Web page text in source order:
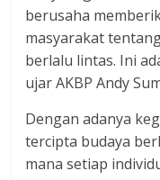
berusaha
masyarakat
berlalu lintas. Ini
ujar AKBP Andy
Dengan adanya
tercipta budaya
mana setiap